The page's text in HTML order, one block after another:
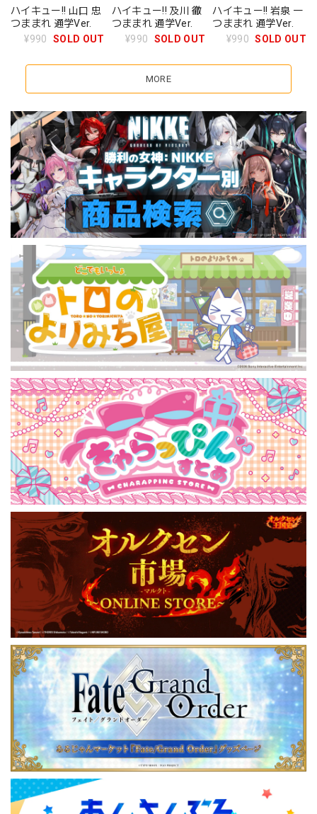
ハイキュー!! 山口 忠
つままれ 通学Ver.
¥990
SOLD OUT
ハイキュー!! 及川 徹
つままれ 通学Ver.
¥990
SOLD OUT
ハイキュー!! 岩泉 一
つままれ 通学Ver.
¥990 SOLD OUT
MORE